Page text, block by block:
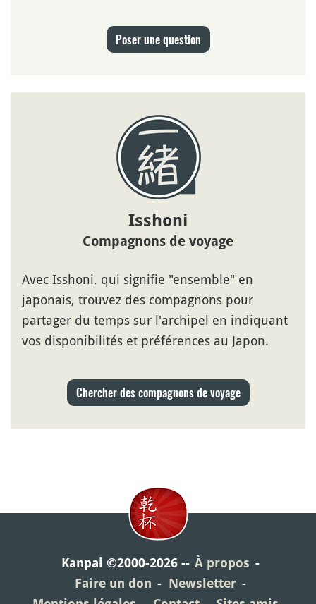
Poser une question
Isshoni
Compagnons de voyage
Avec Isshoni, qui signifie "ensemble" en
japonais, trouvez des compagnons pour
partager du temps sur l'archipel en indiquant
vos disponibilités et préférences au Japon.
Chercher des compagnons de voyage
Kanpai ©2000-2026
À propos
Faire un don
Newsletter